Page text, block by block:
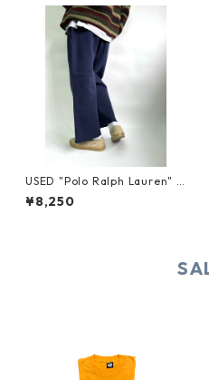
USED "Polo Ralph Lauren" C
UT-OFF SWEAT PANTS
¥8,250